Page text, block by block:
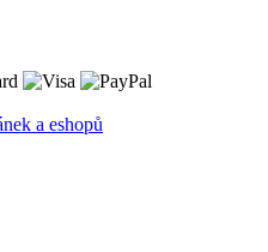
a eshopů